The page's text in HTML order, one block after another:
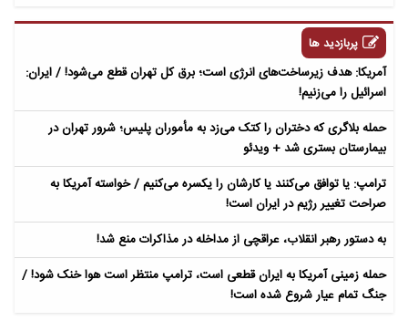
پربازدید ها
آمریکا: هدف زیرساخت‌های انرژی است؛ برق کل تهران قطع می‌شود! / ایران:
اسرائیل را می‌زنیم!
حمله بلاگری که دختران را کتک می‌زد به مأموران پلیس؛ شرور تهران در
بیمارستان بستری شد + ویدئو
ترامپ: یا توافق می‌کنند یا کارشان را یکسره می‌کنیم / خواسته آمریکا به
صراحت تغییر رژیم در ایران است!
به دستور رهبر انقلاب، عراقچی از مداخله در مذاکرات منع شد!
حمله زمینی آمریکا به ایران قطعی است، ترامپ منتظر است هوا خنک شود! /
جنگ تمام عیار شروع شده است!